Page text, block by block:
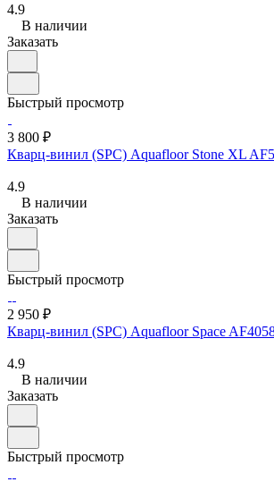
4.9
В наличии
Заказать
Быстрый просмотр
3 800 ₽
Кварц-винил (SPC) Aquafloor Stone XL
4.9
В наличии
Заказать
Быстрый просмотр
2 950 ₽
Кварц-винил (SPC) Aquafloor Space
4.9
В наличии
Заказать
Быстрый просмотр